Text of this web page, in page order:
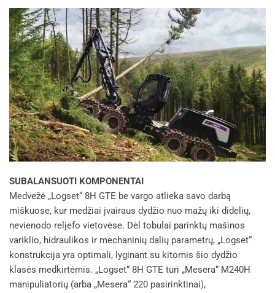
SUBALANSUOTI KOMPONENTAI
Medvežė „Logset“ 8H GTE be vargo atlieka savo darbą
miškuose, kur medžiai įvairaus dydžio nuo mažų iki didelių,
nevienodo reljefo vietovėse. Dėl tobulai parinktų mašinos
variklio, hidraulikos ir mechaninių dalių parametrų, „Logset“
konstrukcija yra optimali, lyginant su kitomis šio dydžio
klasės medkirtėmis. „Logset“ 8H GTE turi „Mesera“ M240H
manipuliatorių (arba „Mesera“ 220 pasirinktinai),